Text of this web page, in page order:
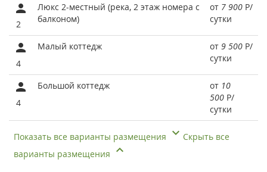
2
Люкс 2-местный (река, 2 этаж номера с
балконом)
от 7 900 Р/
сутки
4
Малый коттедж от 9 500 Р/
сутки
4
Большой коттедж от 10
500 Р/
сутки
Показать все варианты размещения
Скрыть все
варианты размещения